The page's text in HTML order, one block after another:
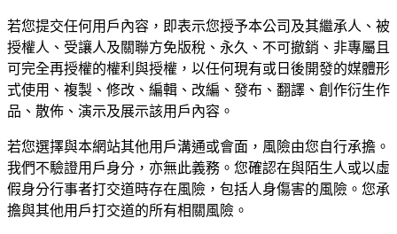
若您提交任何用戶內容，即表示您授予本公司及其繼承人、被
授權人、受讓人及關聯方免版稅、永久、不可撤銷、非專屬且
可完全再授權的權利與授權，以任何現有或日後開發的媒體形
式使用、複製、修改、編輯、改編、發布、翻譯、創作衍生作
品、散佈、演示及展示該用戶內容。
若您選擇與本網站其他用戶溝通或會面，風險由您自行承擔。
我們不驗證用戶身分，亦無此義務。您確認在與陌生人或以虛
假身分行事者打交道時存在風險，包括人身傷害的風險。您承
擔與其他用戶打交道的所有相關風險。